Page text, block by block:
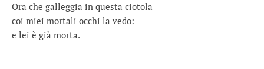
Ora che galleggia in questa ciotola
coi miei mortali occhi la vedo:
e lei è già morta.